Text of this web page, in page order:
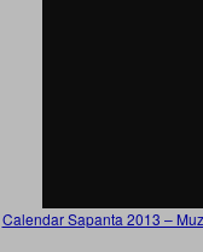
Calendar Sapanta 2013 –